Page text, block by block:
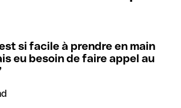
sûr du code SWIFT que vous devriez
développé un outil de recherche de
de banque.
de codes SWIFT. Ainsi, vous pouvez
codes SWIFT avant de réaliser vos
si facile à prendre en main
eu besoin de faire appel au